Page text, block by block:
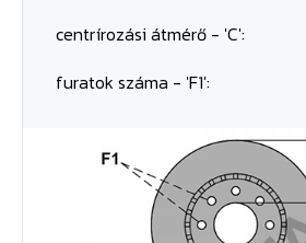
centrírozási átmérő - 'C':
furatok száma - 'F1':